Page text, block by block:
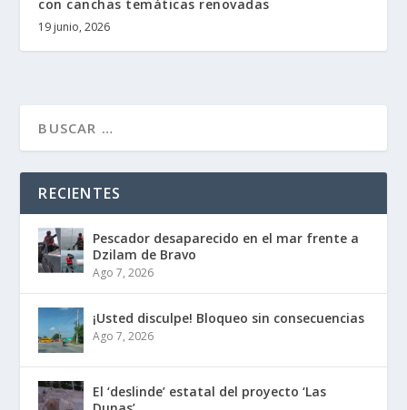
con canchas temáticas renovadas
19 junio, 2026
RECIENTES
Pescador desaparecido en el mar frente a
Dzilam de Bravo
Ago 7, 2026
¡Usted disculpe! Bloqueo sin consecuencias
Ago 7, 2026
El ‘deslinde’ estatal del proyecto ‘Las